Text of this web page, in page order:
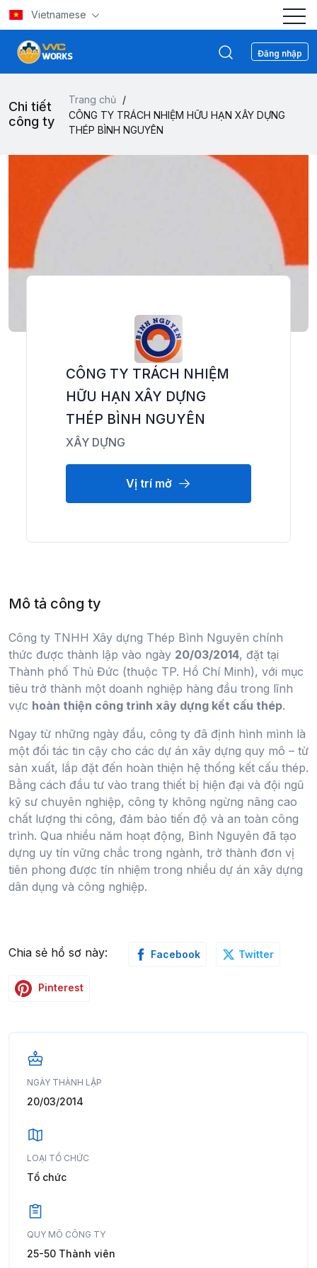
Vietnamese
Đăng nhập
Chi tiết
công ty
Trang chủ /
CÔNG TY TRÁCH NHIỆM HỮU HẠN XÂY DỰNG
THÉP BÌNH NGUYÊN
CÔNG TY TRÁCH NHIỆM
HỮU HẠN XÂY DỰNG
THÉP BÌNH NGUYÊN
XÂY DỰNG
Vị trí mở
Mô tả công ty
Công ty TNHH Xây dựng Thép Bình Nguyên chính
thức được thành lập vào ngày 20/03/2014, đặt tại
Thành phố Thủ Đức (thuộc TP. Hồ Chí Minh), với mục
tiêu trở thành một doanh nghiệp hàng đầu trong lĩnh
vực hoàn thiện công trình xây dựng kết cấu thép.
Ngay từ những ngày đầu, công ty đã định hình mình là
một đối tác tin cậy cho các dự án xây dựng quy mô – từ
sản xuất, lắp đặt đến hoàn thiện hệ thống kết cấu thép.
Bằng cách đầu tư vào trang thiết bị hiện đại và đội ngũ
kỹ sư chuyên nghiệp, công ty không ngừng nâng cao
chất lượng thi công, đảm bảo tiến độ và an toàn công
trình. Qua nhiều năm hoạt động, Bình Nguyên đã tạo
dựng uy tín vững chắc trong ngành, trở thành đơn vị
tiên phong được tín nhiệm trong nhiều dự án xây dựng
dân dụng và công nghiệp.
Chia sẻ hồ sơ này: Facebook Twitter
Pinterest
NGÀY THÀNH LẬP
20/03/2014
LOẠI TỔ CHỨC
Tổ chức
QUY MÔ CÔNG TY
25-50 Thành viên